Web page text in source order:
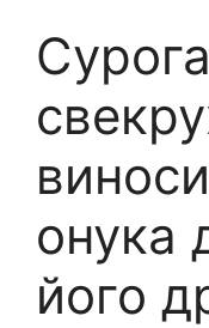
онука
його